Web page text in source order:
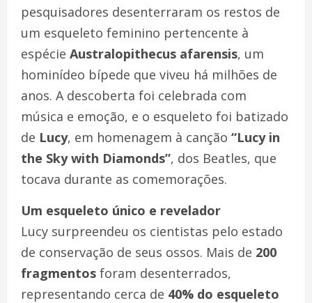
pesquisadores desenterraram os restos de
um esqueleto feminino pertencente à
espécie Australopithecus afarensis, um
hominídeo bípede que viveu há milhões de
anos. A descoberta foi celebrada com
música e emoção, e o esqueleto foi batizado
de Lucy, em homenagem à canção “Lucy in
the Sky with Diamonds”, dos Beatles, que
tocava durante as comemorações.
Um esqueleto único e revelador
Lucy surpreendeu os cientistas pelo estado
de conservação de seus ossos. Mais de 200
fragmentos foram desenterrados,
representando cerca de 40% do esqueleto